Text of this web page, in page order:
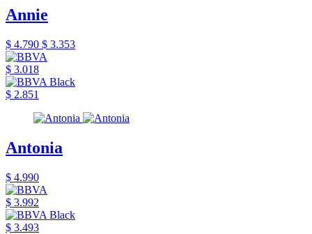
Annie
$ 4.790 $ 3.353
$ 3.018
$ 2.851
Antonia
$ 4.990
$ 3.992
$ 3.493